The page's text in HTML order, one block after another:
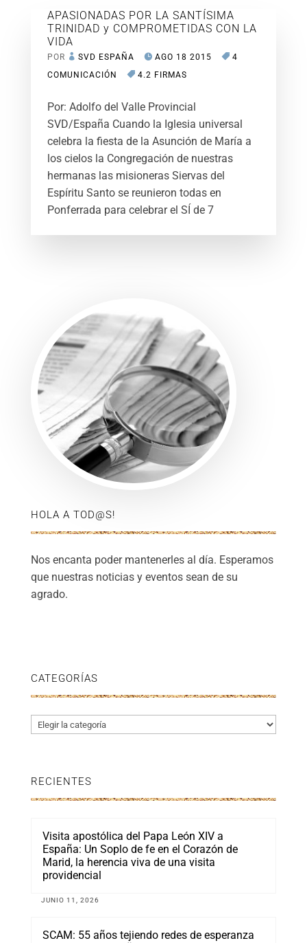
APASIONADAS POR LA SANTÍSIMA
TRINIDAD y COMPROMETIDAS CON LA
VIDA
POR SVD ESPAÑA AGO 18 2015
4
COMUNICACIÓN
4.2 FIRMAS
Por: Adolfo del Valle Provincial
SVD/España Cuando la Iglesia universal
celebra la fiesta de la Asunción de María a
los cielos la Congregación de nuestras
hermanas las misioneras Siervas del
Espíritu Santo se reunieron todas en
Ponferrada para celebrar el SÍ de 7
HOLA A TOD@S!
Nos encanta poder mantenerles al día. Esperamos
que nuestras noticias y eventos sean de su
agrado.
CATEGORÍAS
Categorías
RECIENTES
Visita apostólica del Papa León XIV a
España: Un Soplo de fe en el Corazón de
Marid, la herencia viva de una visita
providencial
JUNIO 11, 2026
SCAM: 55 años tejiendo redes de esperanza